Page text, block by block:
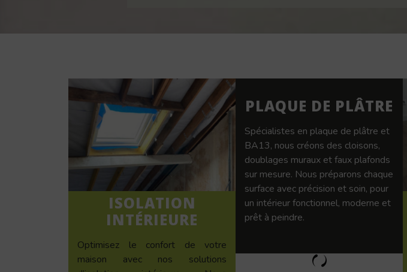
ISOLATION
INTÉRIEURE
Optimisez le confort de votre
maison avec nos solutions
PLAQUE DE PLÂTRE
Spécialistes en plaque de plâtre et
BA13, nous créons des cloisons,
doublages muraux et faux plafonds
sur mesure. Nous préparons chaque
surface avec précision et soin, pour
un intérieur fonctionnel, moderne et
prêt à peindre.